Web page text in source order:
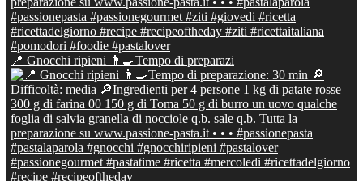
📍 Gnocchi ripieni 👨‍🍳Tempo di preparazi